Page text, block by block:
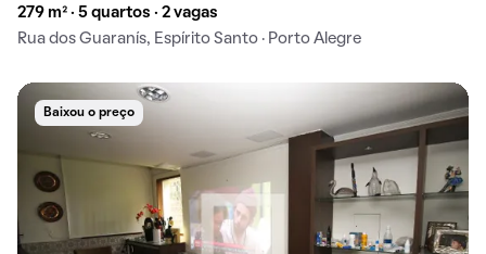
279 m² · 5 quartos · 2 vagas
Rua dos Guaranís, Espírito Santo · Porto Alegre
Baixou o preço